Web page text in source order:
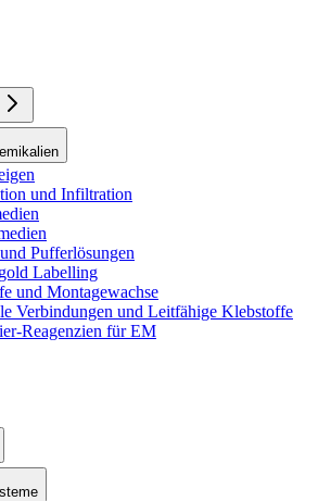
und Infiltration
Pufferlösungen
Labelling
und Montagewachse
Verbindungen und Leitfähige Klebstoffe
Reagenzien für EM